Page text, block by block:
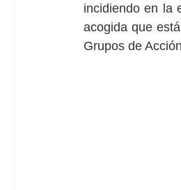
incidiendo en la
acogida que
Grupos de